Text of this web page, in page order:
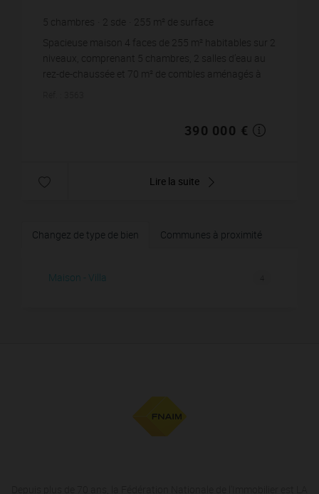
5 chambres 2 sde 255 m² de surface
m² de terrain 1 529,41 € prix / m²
Spacieuse maison 4 faces de 255 m² habitables sur 2
niveaux, comprenant 5 chambres, 2 salles d’eau au
rez-de-chaussée et 70 m² de combles aménagés à
390 000 €
Lire la suite
Changez de type de bien Communes à proximité
Maison - Villa